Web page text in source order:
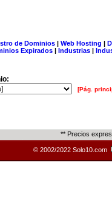
de Dominios| Web Hosting |
Expirados | Industrias |
[Pág.
** Precios
© 2002/2022 Solo10.com